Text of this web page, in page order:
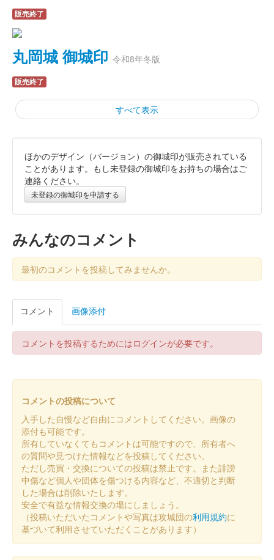
販売終了
丸岡城 御城印 令和8年冬版
販売終了
すべて表示
丸岡城 御城印 令和8年冬版一筆啓上
販売終了
丸岡城 御城印 令和七年秋版
販売終了
丸岡城 御城印
丸岡城 御城印 令和7年7月8月限定版（一筆啓上）
販売終了
丸岡城 御城印 令和7年 4・5月限定版
販売終了
ほかのデザイン（バージョン）の御城印が販売されている
ことがあります。もし未登録の御城印をお持ちの場合はご
連絡ください。
未登録の御城印を申請する
みんなのコメント
最初のコメントを投稿してみませんか。
コメント 画像添付
コメントを投稿するためにはログインが必要です。
コメントの投稿について
入手した自慢など自由にコメントしてください。画像の
添付も可能です。
所有していなくてもコメントは可能ですので、所有者へ
の質問や見つけた情報などを投稿してください。
ただし売買・交換についての投稿は禁止です。また誹謗
中傷など個人や団体を傷つける内容など、不適切と判断
した場合は削除いたします。
安全で有益な情報交換の場にしましょう。
（投稿いただいたコメントや写真は攻城団の利用規約に
基づいて利用させていただくことがあります）